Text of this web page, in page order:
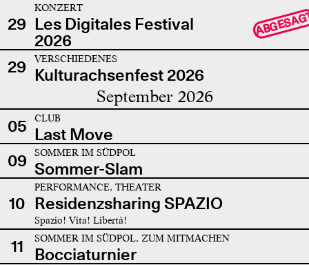
29
KONZERT
Les Digitales Festival
2026
29 VERSCHIEDENES
Kulturachsenfest 2026
September 2026
05 CLUB
Last Move
09
SOMMER IM SÜDPOL
Sommer-Slam
10
PERFORMANCE, THEATER
Residenzsharing SPAZIO
Spazio! Vita! Libertà!
11 SOMMER IM SÜDPOL, ZUM MITMACHEN
Bocciaturnier